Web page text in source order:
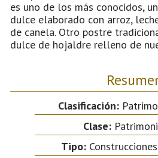
es uno de los más conocidos,
dulce elaborado con arroz,
de canela. Otro postre
dulce de hojaldre relleno de
Clasificación:
Clase:
Tipo: